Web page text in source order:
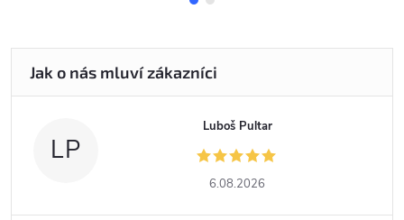
LP
Luboš Pultar
6.08.2026